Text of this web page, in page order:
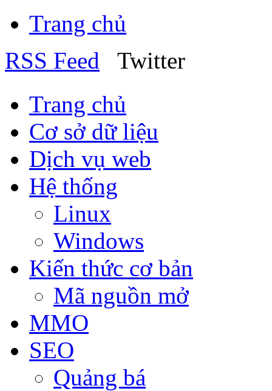
Trang chủ
RSS Feed Twitter
Trang chủ
Cơ sở dữ liệu
Dịch vụ web
Hệ thống
Linux
Windows
Kiến thức cơ bản
Mã nguồn mở
MMO
SEO
Quảng bá